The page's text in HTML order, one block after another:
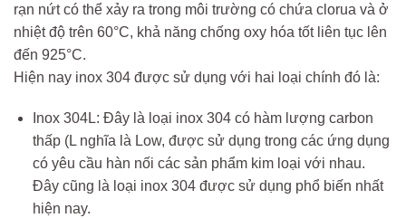
rạn nứt có thể xảy ra trong môi trường có chứa clorua và ở
nhiệt độ trên 60°C, khả năng chống oxy hóa tốt liên tục lên
đến 925°C.
Hiện nay inox 304 được sử dụng với hai loại chính đó là:
Inox 304L: Đây là loại inox 304 có hàm lượng carbon
thấp (L nghĩa là Low, được sử dụng trong các ứng dụng
có yêu cầu hàn nối các sản phẩm kim loại với nhau.
Đây cũng là loại inox 304 được sử dụng phổ biến nhất
hiện nay.